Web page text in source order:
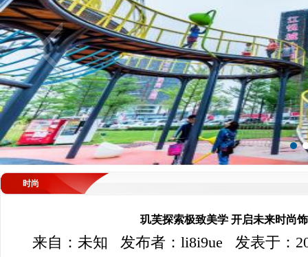
时尚
玑芙探索极致美学 开启未来时尚
来自：未知 发布者：li8i9ue 发表于：